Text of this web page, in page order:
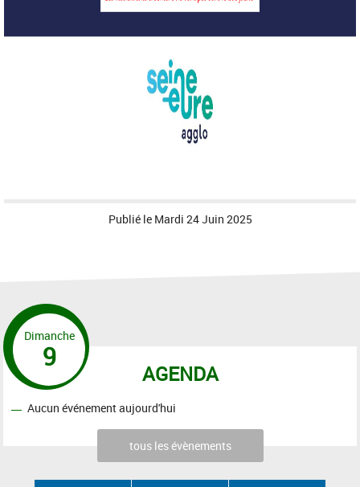
Publié le Mardi 24 Juin 2025
AGENDA
Dimanche
9
Aucun événement aujourd'hui
tous les évènements